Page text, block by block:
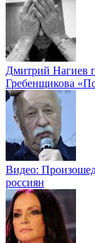
Дмитрий Нагиев
Гребенщикова
Видео:
россиян